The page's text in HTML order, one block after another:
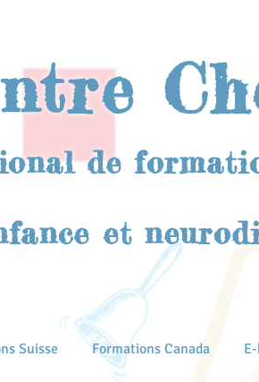
de
et
Suisse Formations Canada